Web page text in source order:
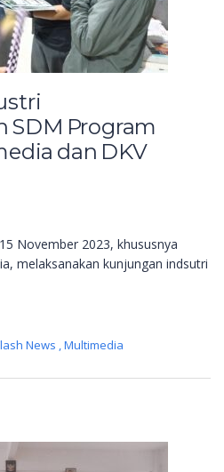
SDM Program
dan DKV
November 2023, khususnya
melaksanakan kunjungan indsutri
News ,Multimedia